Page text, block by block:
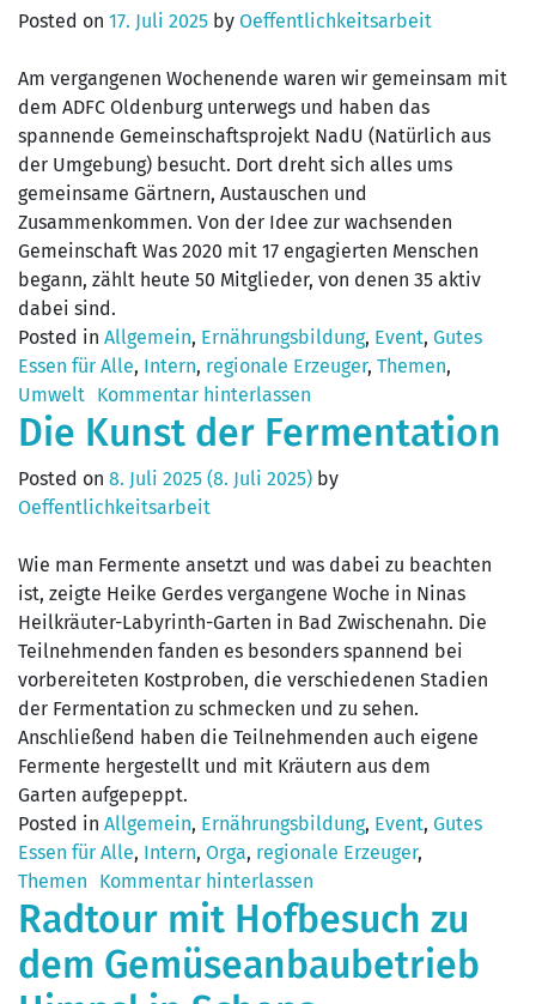
Posted on 17. Juli 2025 by Oeffentlichkeitsarbeit
Am vergangenen Wochenende waren wir gemeinsam mit
dem ADFC Oldenburg unterwegs und haben das
spannende Gemeinschaftsprojekt NadU (Natürlich aus
der Umgebung) besucht. Dort dreht sich alles ums
gemeinsame Gärtnern, Austauschen und
Zusammenkommen. Von der Idee zur wachsenden
Gemeinschaft Was 2020 mit 17 engagierten Menschen
begann, zählt heute 50 Mitglieder, von denen 35 aktiv
dabei sind.
Posted in Allgemein, Ernährungsbildung, Event, Gutes
Essen für Alle, Intern, regionale Erzeuger, Themen,
Umwelt Kommentar hinterlassen
Die Kunst der Fermentation
Posted on 8. Juli 2025 (8. Juli 2025) by
Oeffentlichkeitsarbeit
Wie man Fermente ansetzt und was dabei zu beachten
ist, zeigte Heike Gerdes vergangene Woche in Ninas
Heilkräuter-Labyrinth-Garten in Bad Zwischenahn. Die
Teilnehmenden fanden es besonders spannend bei
vorbereiteten Kostproben, die verschiedenen Stadien
der Fermentation zu schmecken und zu sehen.
Anschließend haben die Teilnehmenden auch eigene
Fermente hergestellt und mit Kräutern aus dem
Garten aufgepeppt.
Posted in Allgemein, Ernährungsbildung, Event, Gutes
Essen für Alle, Intern, Orga, regionale Erzeuger,
Themen
Kommentar hinterlassen
Radtour mit Hofbesuch zu
dem Gemüseanbaubetrieb